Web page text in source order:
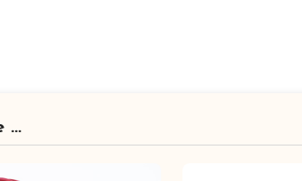
...